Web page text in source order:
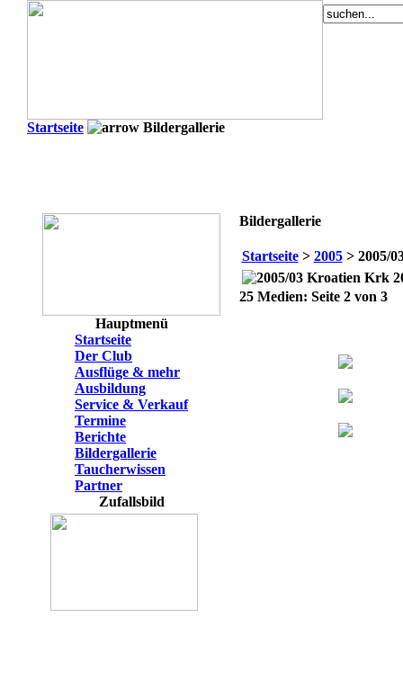
Startseite Bildergallerie
Hauptmenü
Startseite
Der Club
Ausflüge & mehr
Ausbildung
Service & Verkauf
Termine
Berichte
Bildergallerie
Taucherwissen
Partner
Zufallsbild
Bildergallerie
Startseite> 2005> 2005/
25 Medien: Seite 2 von 3